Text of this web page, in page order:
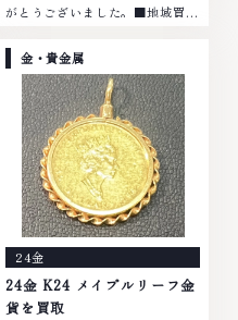
がとうございました。■地域買取
ンド ブランド品 ブランド衣類 お
酒買取りのことなら、お任せくだ
さいなかでも金・プラチナ等のア
クセサリー・貴金属・宝石・ダイ
ヤモンド・ジュエリーや ブラン
ド品・時計等は特に自信を持っ
て、高額査定を実現しておりま
す。 古くて使わなくなってしま
ったアクセサリー、動かなくなっ
てしまった腕時計、多くのお品物
の高価買取りを実現しており、他
店ではお値段の付かなかったお品
物でも、一点一点丁寧に無料で査
金・貴金属
24金
24金 K24 メイプルリーフ金
貨を買取